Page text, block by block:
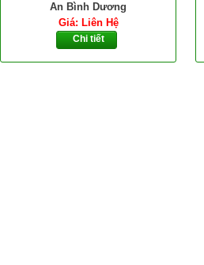
An Bình Dương
Giá: Liên Hệ
Chi tiết